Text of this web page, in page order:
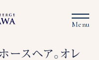
スヘア。オレ